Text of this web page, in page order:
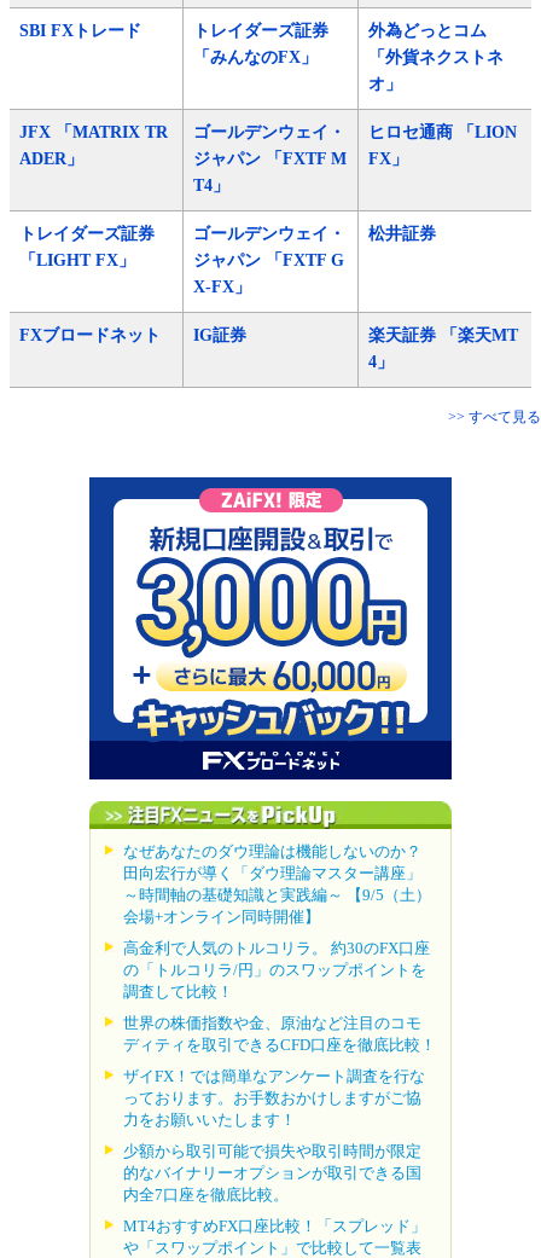
SBI FXトレード
トレイダーズ証券
「みんなのFX」
外為どっとコム
「外貨ネクストネ
オ」
JFX 「MATRIX TR
ADER」
ゴールデンウェイ・
ジャパン 「FXTF M
T4」
ヒロセ通商 「LION
FX」
トレイダーズ証券
「LIGHT FX」
ゴールデンウェイ・
ジャパン 「FXTF G
X-FX」
松井証券
FXブロードネット IG証券
楽天証券 「楽天MT
4」
>> すべて見る
なぜあなたのダウ理論は機能しないのか？
田向宏行が導く「ダウ理論マスター講座」
～時間軸の基礎知識と実践編～ 【9/5（土）
会場+オンライン同時開催】
高金利で人気のトルコリラ。 約30のFX口座
の「トルコリラ/円」のスワップポイントを
調査して比較！
世界の株価指数や金、原油など注目のコモ
ディティを取引できるCFD口座を徹底比較！
ザイFX！では簡単なアンケート調査を行な
っております。お手数おかけしますがご協
力をお願いいたします！
少額から取引可能で損失や取引時間が限定
的なバイナリーオプションが取引できる国
内全7口座を徹底比較。
MT4おすすめFX口座比較！「スプレッド」
や「スワップポイント」で比較して一覧表